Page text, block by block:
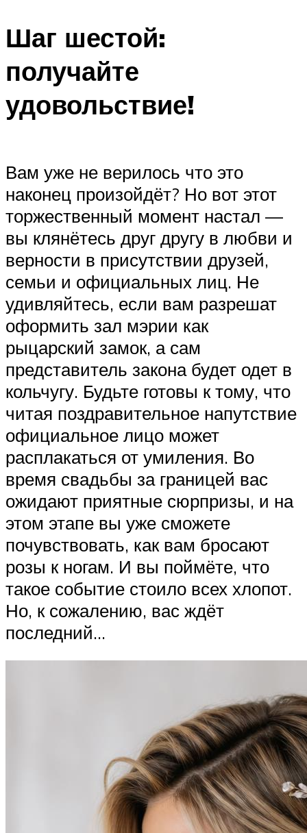
Шаг шестой:
получайте
удовольствие!
Вам уже не верилось что это
наконец произойдёт? Но вот этот
торжественный момент настал —
вы клянётесь друг другу в любви и
верности в присутствии друзей,
семьи и официальных лиц. Не
удивляйтесь, если вам разрешат
оформить зал мэрии как
рыцарский замок, а сам
представитель закона будет одет в
кольчугу. Будьте готовы к тому, что
читая поздравительное напутствие
официальное лицо может
расплакаться от умиления. Во
время свадьбы за границей вас
ожидают приятные сюрпризы, и на
этом этапе вы уже сможете
почувствовать, как вам бросают
розы к ногам. И вы поймёте, что
такое событие стоило всех хлопот.
Но, к сожалению, вас ждёт
последний…